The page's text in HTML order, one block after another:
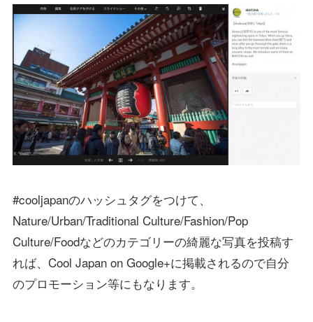
#cooljapanのハッシュタグをつけて、
Nature/Urban/Traditional Culture/Fashion/Pop
Culture/Foodなどのカテゴリーの綺麗な写真を投稿す
れば、Cool Japan on Google+に掲載されるので自分
のプロモーション等にもなります。